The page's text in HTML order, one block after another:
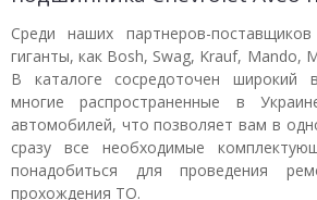
Среди наших партнеров-
гиганты, как Bosh, Swag, Krauf, Mando,
В каталоге сосредоточен широкий
многие распространенные в
автомобилей, что позволяет вам в
сразу все необходимые
понадобиться для проведения
прохождения ТО.